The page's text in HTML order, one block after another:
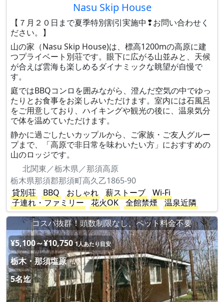
Nasu Skip House
【７月２０日まで夏季特別割引実施中❢お問い合わせく
ださい。】
山の家（Nasu Skip House)は、標高1200mの高原に建
つプライベート別荘です。眼下に広がる山並みと、天候
が合えば雲海も楽しめるダイナミックな眺望が自慢で
す。
庭ではBBQコンロを囲みながら、澄んだ空気の中でゆっ
たりとお食事をお楽しみいただけます。室内には石風呂
をご用意しており、ハイキングや観光の後に、温泉気分
で体を温めていただけます。
静かに過ごしたいカップルから、ご家族・ご友人グルー
プまで、「高原で非日常を味わいたい方」におすすめの
山のロッジです。
北関東／栃木県／那須高原
栃木県那須郡那須町高久乙1865-90
貸別荘
BBQ おしゃれ 薪ストーブ
Wi-Fi
子連れ・ファミリー
花火OK 全館禁煙
温泉近隣
コスパ抜群！頭数制限なし、ペット料金不要
¥5,100～¥10,750 1人あたり目安
栃木・那須塩原
5名迄